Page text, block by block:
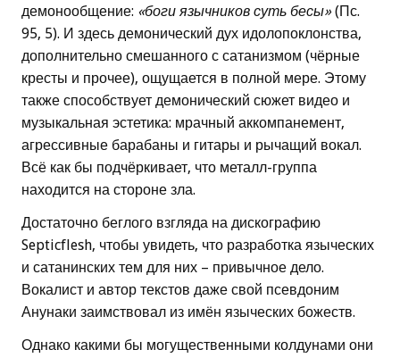
демонообщение: «боги язычников суть бесы»(Пс.
95, 5). И здесь демонический дух идолопоклонства,
дополнительно смешанного с сатанизмом (чёрные
кресты и прочее), ощущается в полной мере. Этому
также способствует демонический сюжет видео и
музыкальная эстетика: мрачный аккомпанемент,
агрессивные барабаны и гитары и рычащий вокал.
Всё как бы подчёркивает, что металл-группа
находится на стороне зла.
Достаточно беглого взгляда на дискографию
Septicflesh, чтобы увидеть, что разработка языческих
и сатанинских тем для них – привычное дело.
Вокалист и автор текстов даже свой псевдоним
Анунаки заимствовал из имён языческих божеств.
Однако какими бы могущественными колдунами они